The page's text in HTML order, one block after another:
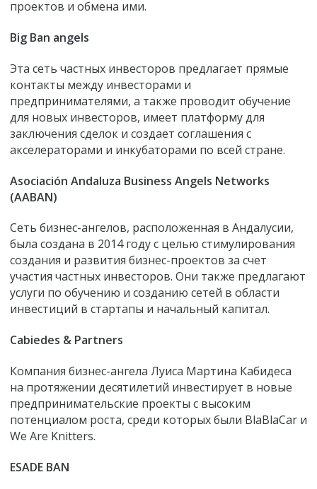
проектов и обмена ими.
Big Ban angels
Эта сеть частных инвесторов предлагает прямые
контакты между инвесторами и
предпринимателями, а также проводит обучение
для новых инвесторов, имеет платформу для
заключения сделок и создает соглашения с
акселераторами и инкубаторами по всей стране.
Asociación Andaluza Business Angels Networks
(AABAN)
Сеть бизнес-ангелов, расположенная в Андалусии,
была создана в 2014 году с целью стимулирования
создания и развития бизнес-проектов за счет
участия частных инвесторов. Они также предлагают
услуги по обучению и созданию сетей в области
инвестиций в стартапы и начальный капитал.
Cabiedes & Partners
Компания бизнес-ангела Луиса Мартина Кабидеса
на протяжении десятилетий инвестирует в новые
предпринимательские проекты с высоким
потенциалом роста, среди которых были BlaBlaCar и
We Are Knitters.
ESADE BAN